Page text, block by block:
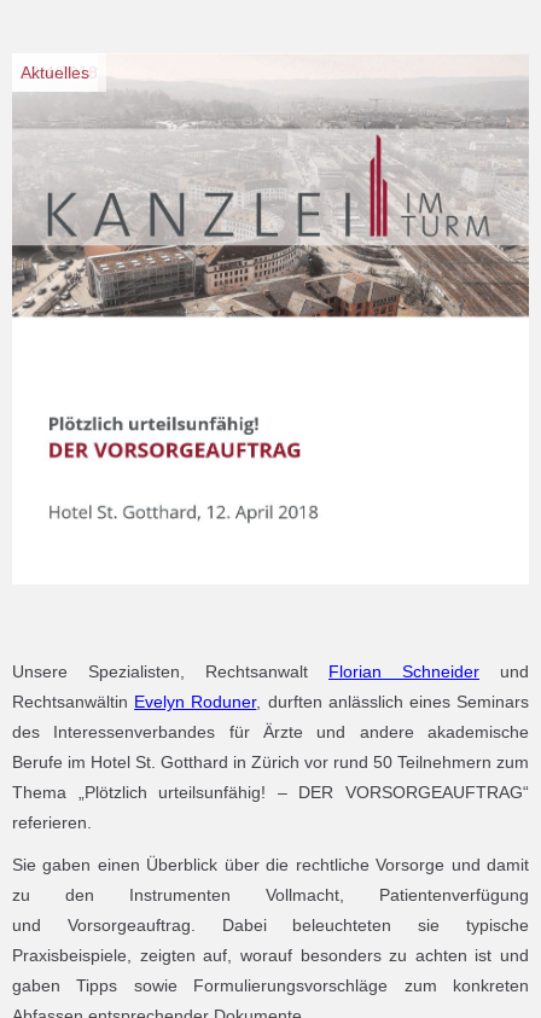
12/4/2018
Aktuelles
Unsere Spezialisten, Rechtsanwalt Florian Schneider und
Rechtsanwältin Evelyn Roduner, durften anlässlich eines Seminars
des Interessenverbandes für Ärzte und andere akademische
Berufe im Hotel St. Gotthard in Zürich vor rund 50 Teilnehmern zum
Thema „Plötzlich urteilsunfähig! – DER VORSORGEAUFTRAG“
referieren.
Sie gaben einen Überblick über die rechtliche Vorsorge und damit
zu den Instrumenten Vollmacht, Patientenverfügung
und Vorsorgeauftrag. Dabei beleuchteten sie typische
Praxisbeispiele, zeigten auf, worauf besonders zu achten ist und
gaben Tipps sowie Formulierungsvorschläge zum konkreten